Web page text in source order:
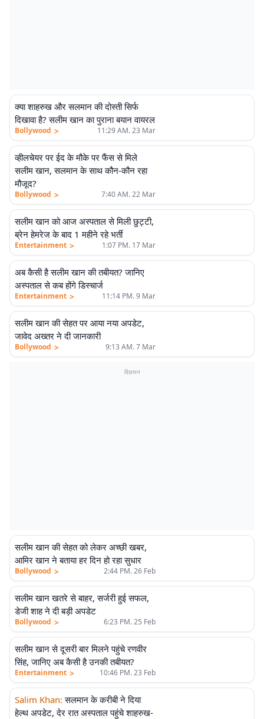
क्या शाहरुख और सलमान की दोस्ती सिर्फ
दिखावा है? सलीम खान का पुराना बयान वायरल
Bollywood > 11:29 AM. 23 Mar
व्हीलचेयर पर ईद के मौके पर फैंस से मिले
सलीम खान, सलमान के साथ कौन-कौन रहा
मौजूद?
Bollywood > 7:40 AM. 22 Mar
सलीम खान को आज अस्पताल से मिली छुट्टी,
ब्रेन हेमरेज के बाद 1 महीने रहे भर्ती
Entertainment > 1:07 PM. 17 Mar
अब कैसी है सलीम खान की तबीयत? जानिए
अस्पताल से कब होंगे डिस्चार्ज
Entertainment > 11:14 PM. 9 Mar
सलीम खान की सेहत पर आया नया अपडेट,
जावेद अख्तर ने दी जानकारी
Bollywood > 9:13 AM. 7 Mar
विज्ञापन
सलीम खान की सेहत को लेकर अच्छी खबर,
आमिर खान ने बताया हर दिन हो रहा सुधार
Bollywood > 2:44 PM. 26 Feb
सलीम खान खतरे से बाहर, सर्जरी हुई सफल,
डेजी शाह ने दी बड़ी अपडेट
Bollywood > 6:23 PM. 25 Feb
सलीम खान से दूसरी बार मिलने पहुंचे रणवीर
सिंह, जानिए अब कैसी है उनकी तबीयत?
Entertainment > 10:46 PM. 23 Feb
Salim Khan: सलमान के करीबी ने दिया
हेल्थ अपडेट, देर रात अस्पताल पहुंचे शाहरुख-